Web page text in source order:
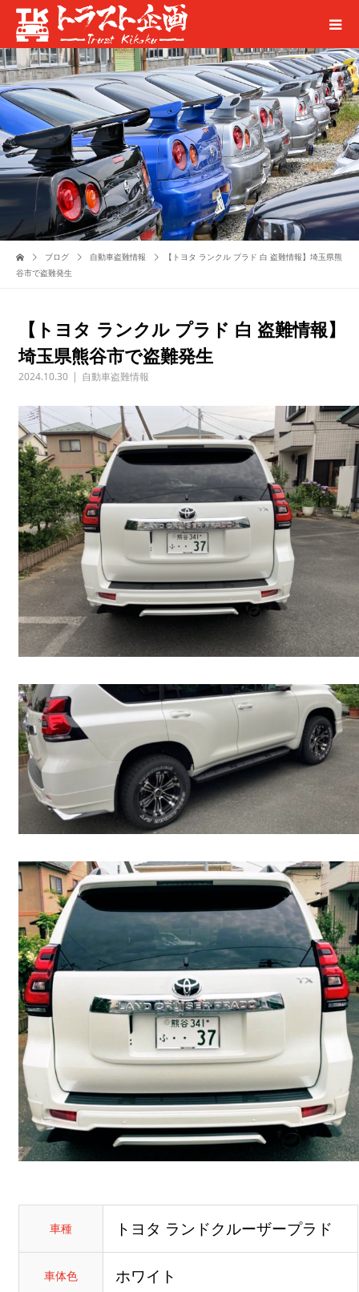
ブログ 自動車盗難情報
【トヨタ ランクル プラド 白 盗難情報】埼玉県熊
谷市で盗難発生
【トヨタ ランクル プラド 白 盗難情報】
埼玉県熊谷市で盗難発生
2024.10.30 自動車盗難情報
車種 トヨタ ランドクルーザープラド
車体色 ホワイト